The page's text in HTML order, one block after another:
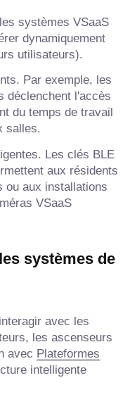
systèmes VSaaS
dynamiquement
utilisateurs).
Par exemple, les
déclenchent l'accès
du temps de travail
salles.
Les clés BLE
aux résidents
ou aux installations
VSaaS
systèmes de
avec les
les ascenseurs
avec Plateformes
intelligente